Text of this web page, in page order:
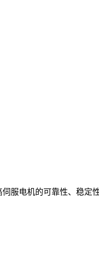
服电机的可靠性、稳定